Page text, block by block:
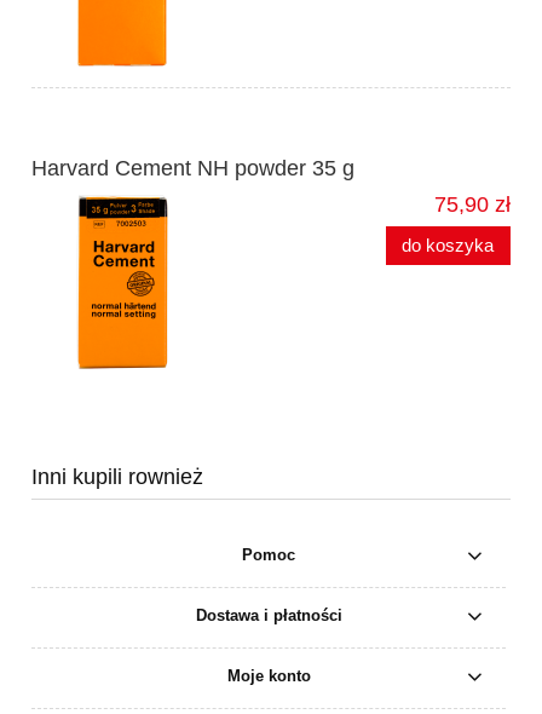
Harvard Cement NH powder 35 g
75,90 zł
do koszyka
Inni kupili rownież
Pomoc
Dostawa i płatności
Moje konto